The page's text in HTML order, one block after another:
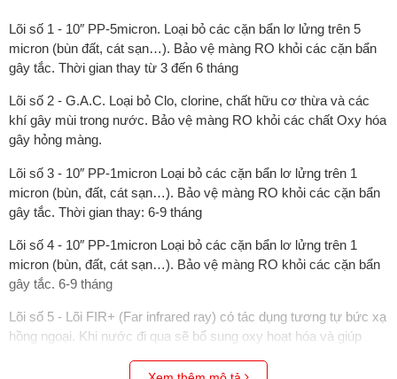
Lõi số 1 - 10″ PP-5micron. Loại bỏ các cặn bẩn lơ lửng trên 5
micron (bùn đất, cát sạn…). Bảo vệ màng RO khỏi các cặn bẩn
gây tắc. Thời gian thay từ 3 đến 6 tháng
Lõi số 2 - G.A.C. Loại bỏ Clo, clorine, chất hữu cơ thừa và các
khí gây mùi trong nước. Bảo vệ màng RO khỏi các chất Oxy hóa
gây hỏng màng.
Lõi số 3 - 10″ PP-1micron Loại bỏ các cặn bẩn lơ lửng trên 1
micron (bùn, đất, cát sạn…). Bảo vệ màng RO khỏi các cặn bẩn
gây tắc. Thời gian thay: 6-9 tháng
Lõi số 4 - 10″ PP-1micron Loại bỏ các cặn bẩn lơ lửng trên 1
micron (bùn, đất, cát sạn…). Bảo vệ màng RO khỏi các cặn bẩn
gây tắc. 6-9 tháng
Lõi số 5 - Lõi FIR+ (Far infrared ray) có tác dụng tương tự bức xạ
hồng ngoại. Khi nước đi qua sẽ bổ sung oxy hoạt hóa và giúp
thu nước trao đổi chất. Thời gian thay 24 tháng